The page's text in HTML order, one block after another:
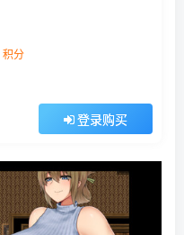
积分
登录购买